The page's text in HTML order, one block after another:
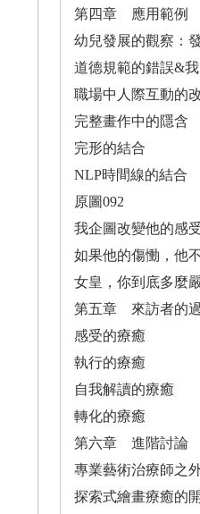
第四章 應用範例
幼兒發展的觀察：
道德規範的錯誤&
職場中人際互動的
完整畫作中的隱含
完形的結合
NLP時間線的結合
原圖092
我企圖改變他的感
如果他的傷慟，
女皇，你到底多麼
第五章 來訪者的
感受的療癒
執行的療癒
自我解讀的療癒
轉化的療癒
第六章 進階討論
專業藝術治療師之
探索式繪畫療癒的